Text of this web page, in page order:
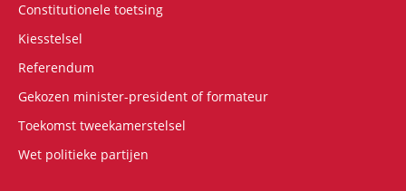
Constitutionele toetsing
Kiesstelsel
Referendum
Gekozen minister-president of formateur
Toekomst tweekamerstelsel
Wet politieke partijen